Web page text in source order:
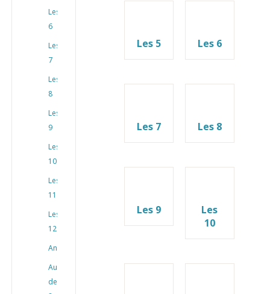
Les
6
Les
7
Les
8
Les
9
Les
10
Les
11
Les
12
Antwoorden
Audiofragmenten
deel
Les 5 Les 6
Les 7 Les 8
Les 9
Les
10